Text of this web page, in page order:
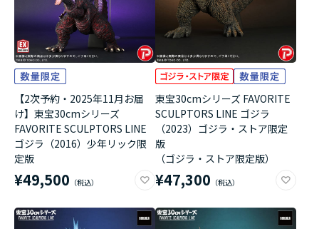
【2次予約・2025年11月お届
け】東宝30cmシリーズ
FAVORITE SCULPTORS LINE
ゴジラ（2016）少年リック限
定版
¥49,500
東宝30cmシリーズ FAVORITE
SCULPTORS LINE ゴジラ
（2023）ゴジラ・ストア限定
版
（ゴジラ・ストア限定版）
¥47,300